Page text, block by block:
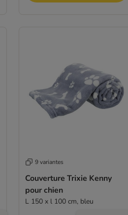
9 variantes
Couverture Trixie Kenny
pour chien
L 150 x l 100 cm, bleu